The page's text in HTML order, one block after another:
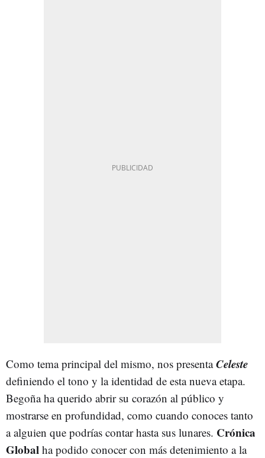
Como tema principal del mismo, nos presentaCeleste
definiendo el tono y la identidad de esta nueva etapa.
Begoña ha querido abrir su corazón al público y
mostrarse en profundidad, como cuando conoces tanto
a alguien que podrías contar hasta sus lunares. Crónica
Global ha podido conocer con más detenimiento a la